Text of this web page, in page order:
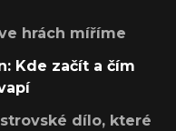
hrách míříme
Kde začít a čím
dílo, které